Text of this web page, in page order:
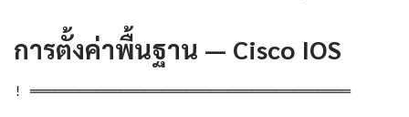
การตั้งค่าพื้นฐาน — Cisco IOS
! ═══════════════════════════════════════